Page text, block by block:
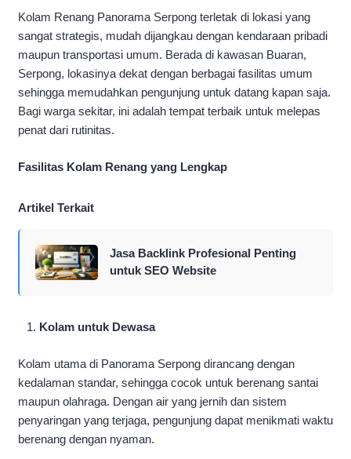
Kolam Renang Panorama Serpong terletak di lokasi yang
sangat strategis, mudah dijangkau dengan kendaraan pribadi
maupun transportasi umum. Berada di kawasan Buaran,
Serpong, lokasinya dekat dengan berbagai fasilitas umum
sehingga memudahkan pengunjung untuk datang kapan saja.
Bagi warga sekitar, ini adalah tempat terbaik untuk melepas
penat dari rutinitas.
Fasilitas Kolam Renang yang Lengkap
Artikel Terkait
Jasa Backlink Profesional Penting
untuk SEO Website
Kolam untuk Dewasa
Kolam utama di Panorama Serpong dirancang dengan
kedalaman standar, sehingga cocok untuk berenang santai
maupun olahraga. Dengan air yang jernih dan sistem
penyaringan yang terjaga, pengunjung dapat menikmati waktu
berenang dengan nyaman.